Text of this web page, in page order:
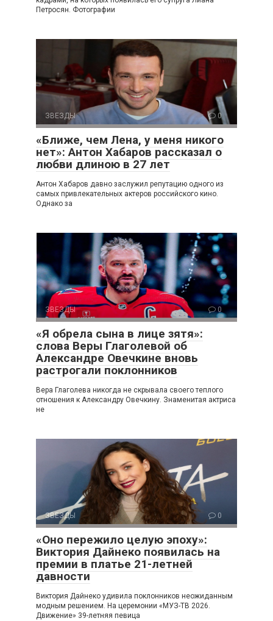
Петросян. Фотографии
ЗВЕЗДЫ 0
«Ближе, чем Лена, у меня никого
нет»: Антон Хабаров рассказал о
любви длиною в 27 лет
Антон Хабаров давно заслужил репутацию одного из
самых привлекательных актеров российского кино.
Однако за
ЗВЕЗДЫ 0
«Я обрела сына в лице зятя»:
слова Веры Глаголевой об
Александре Овечкине вновь
растрогали поклонников
Вера Глаголева никогда не скрывала своего теплого
отношения к Александру Овечкину. Знаменитая актриса
не
ЗВЕЗДЫ 0
«Оно пережило целую эпоху»:
Виктория Дайнеко появилась на
премии в платье 21-летней
давности
Виктория Дайнеко удивила поклонников неожиданным
модным решением. На церемонии «МУЗ-ТВ 2026.
Движение» 39-летняя певица